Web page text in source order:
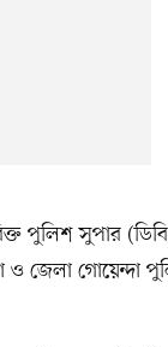
পুলিশ সুপার
ও জেলা গোয়েন্দা